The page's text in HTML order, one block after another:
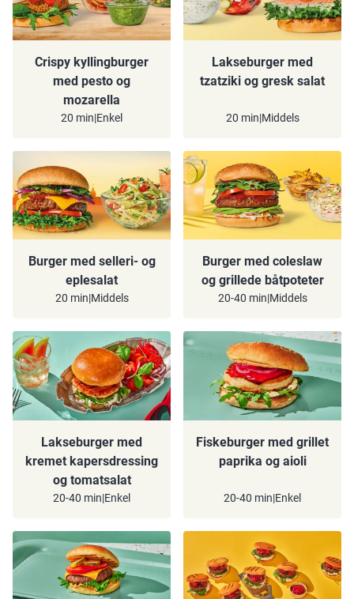
Crispy kyllingburger
med pesto og
mozarella
20 min|Enkel
Lakseburger med
tzatziki og gresk salat
20 min|Middels
Burger med selleri- og
eplesalat
20 min|Middels
Burger med coleslaw
og grillede båtpoteter
20-40 min|Middels
Lakseburger med
kremet kapersdressing
og tomatsalat
20-40 min|Enkel
Fiskeburger med grillet
paprika og aioli
20-40 min|Enkel